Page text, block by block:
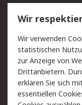
Service
Value Added
Rücksendungen
Hilfe
Rechtliches
AGB
Wir
Wir verwenden
statistischen
zur Anzeige von
Drittanbietern.
erklären Sie sich
essentiellen